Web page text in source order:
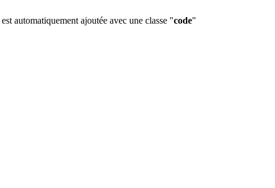
est automatiquement ajoutée avec une classe "code"